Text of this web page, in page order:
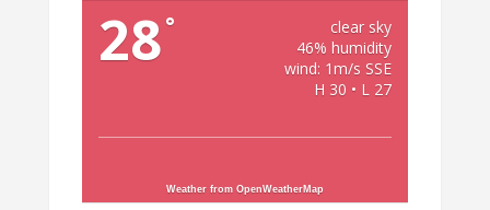
28°
clear sky
46% humidity
wind: 1m/s SSE
H 30 • L 27
Weather from OpenWeatherMap